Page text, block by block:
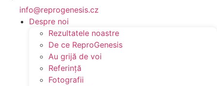
info@reprogenesis.cz
Despre noi
Rezultatele noastre
De ce ReproGenesis
Au grijă de voi
Referinţă
Fotografii